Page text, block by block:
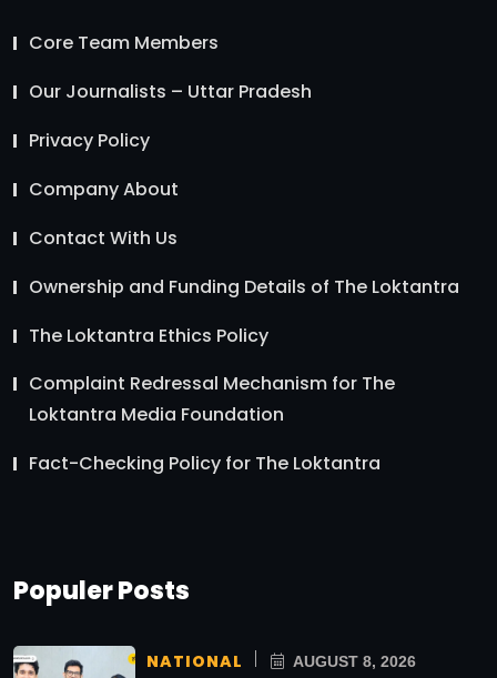
Core Team Members
Our Journalists – Uttar Pradesh
Privacy Policy
Company About
Contact With Us
Ownership and Funding Details of The Loktantra
The Loktantra Ethics Policy
Complaint Redressal Mechanism for The
Loktantra Media Foundation
Fact-Checking Policy for The Loktantra
Populer Posts
NATIONAL AUGUST 8, 2026